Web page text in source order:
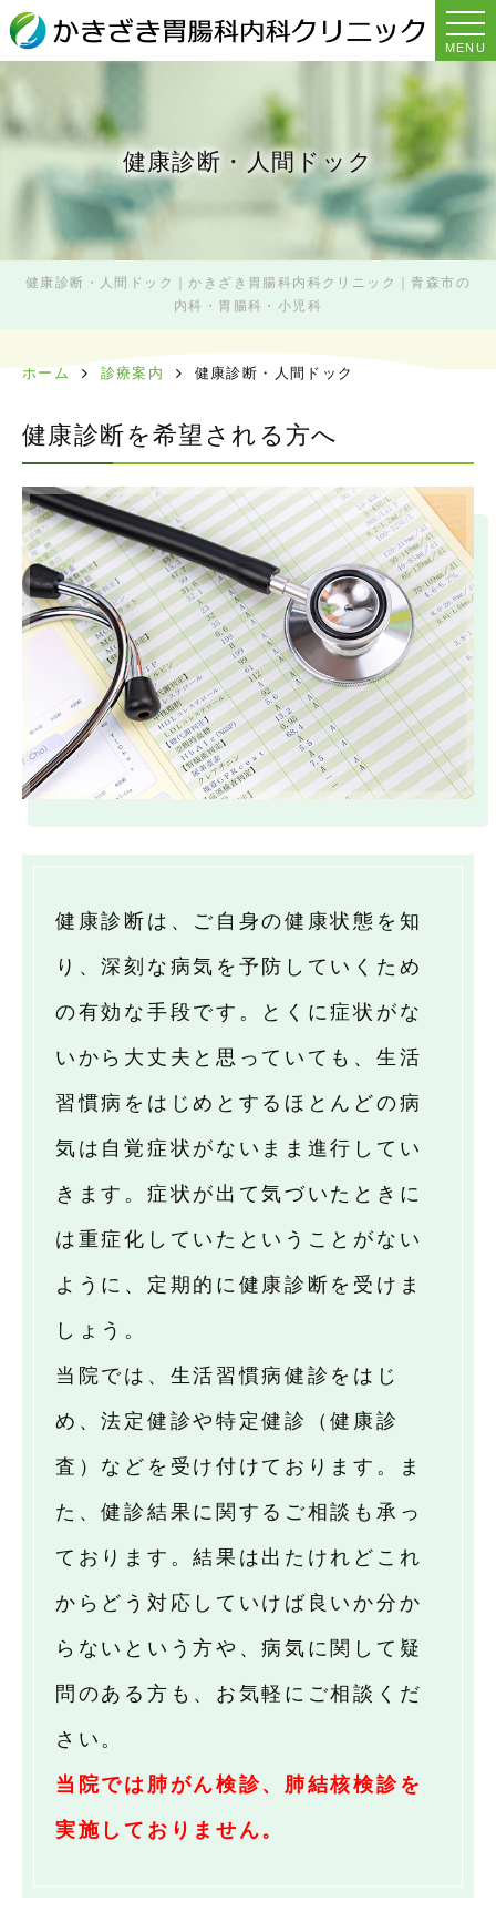
MENU
健康診断・人間ドック
健康診断・人間ドック｜かきざき胃腸科内科クリニック｜青森市の
内科・胃腸科・小児科
ホーム 診療案内 健康診断・人間ドック
健康診断を希望される方へ
健康診断は、ご自身の健康状態を知
り、深刻な病気を予防していくため
の有効な手段です。とくに症状がな
いから大丈夫と思っていても、生活
習慣病をはじめとするほとんどの病
気は自覚症状がないまま進行してい
きます。症状が出て気づいたときに
は重症化していたということがない
ように、定期的に健康診断を受けま
しょう。
当院では、生活習慣病健診をはじ
め、法定健診や特定健診（健康診
査）などを受け付けております。ま
た、健診結果に関するご相談も承っ
ております。結果は出たけれどこれ
からどう対応していけば良いか分か
らないという方や、病気に関して疑
問のある方も、お気軽にご相談くだ
さい。
当院では肺がん検診、肺結核検診を
実施しておりません。